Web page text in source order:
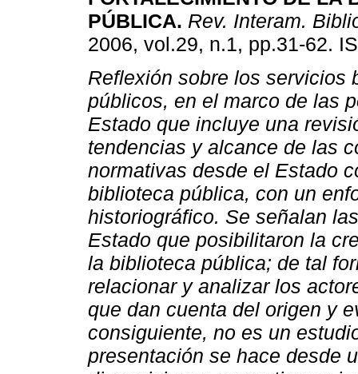
PÚBLICA. Rev. Interam.
2006, vol.29, n.1, pp.31-62.
Reflexión sobre los servicios
públicos, en el marco de las
Estado que incluye una
tendencias y alcance de las
normativas desde el Estado
biblioteca pública, con un
historiográfico. Se señalan
Estado que posibilitaron la
la biblioteca pública; de tal
relacionar y analizar los
que dan cuenta del origen y
consiguiente, no es un
presentación se hace desde